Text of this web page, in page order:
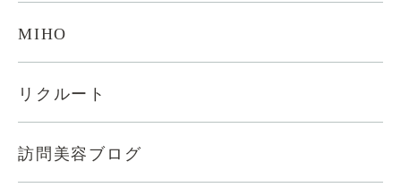
MIHO
リクルート
訪問美容ブログ